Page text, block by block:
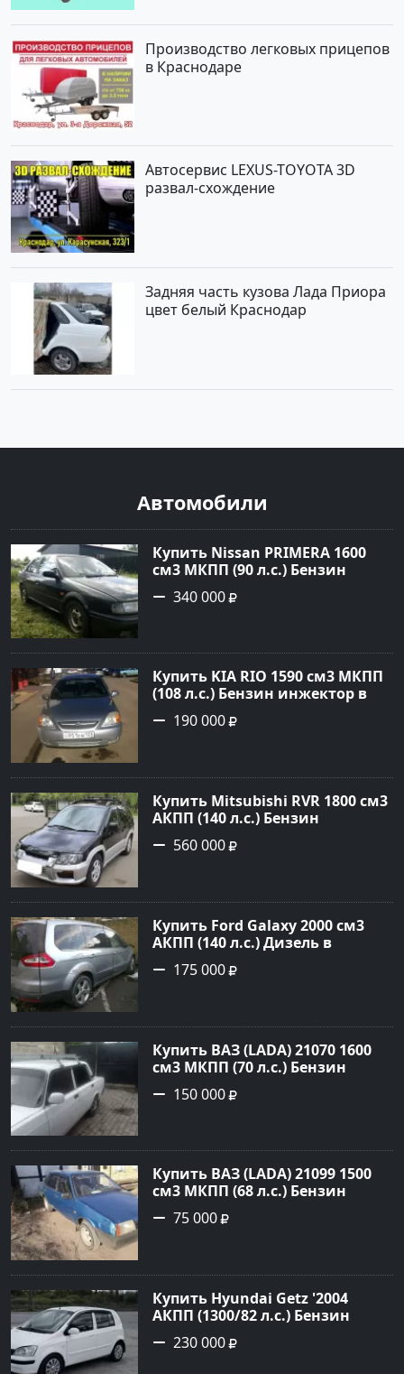
Производство легковых прицепов
в Краснодаре
Автосервис LEXUS-TOYOTA 3D
развал-схождение
Задняя часть кузова Лада Приора
цвет белый Краснодар
Автомобили
Купить Nissan PRIMERA 1600
см3 МКПП (90 л.с.) Бензин
инжектор в Петровская: цвет
Зеленый Седан 1994 года по
Авторынок23
340 000
Купить KIA RIO 1590 см3 МКПП
(108 л.с.) Бензин инжектор в
Краснодар: цвет серебристый
Седан 2004 года по цене 190000
190 000
Купить Mitsubishi RVR 1800 см3
АКПП (140 л.с.) Бензин
инжектор в Троицкая : цвет
Черный Минивэн 1998 года по
Авторынок23
560 000
Купить Ford Galaxy 2000 см3
АКПП (140 л.с.) Дизель в
Новороссийск: цвет серый
металик Минивэн 2008 года по
Авторынок23
175 000
Купить ВАЗ (LADA) 21070 1600
см3 МКПП (70 л.с.) Бензин
инжектор в Платнировская:
цвет Белый Седан 2000 года по
Авторынок23
150 000
Купить ВАЗ (LADA) 21099 1500
см3 МКПП (68 л.с.) Бензин
инжектор в Кореновск : цвет
Синий Седан 2000 года по цене
75 000
Купить Hyundai Getz '2004
АКПП (1300/82 л.с.) Бензин
инжектор Петровская цвет
Белый Седан по цене 230000
230 000